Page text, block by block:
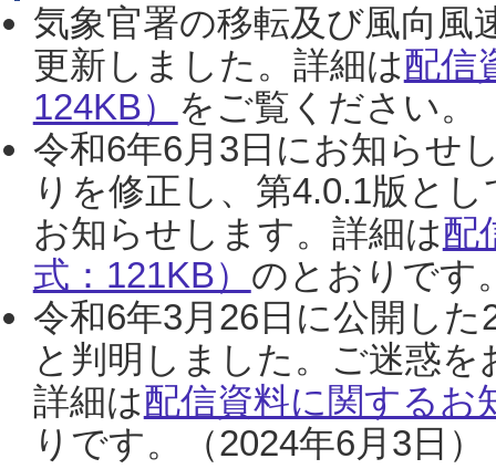
気象官署の移転及び風向風
更新しました。詳細は配信
124KB） をご覧ください。
令和6年6月3日にお知らせ
りを修正し、第4.0.1版と
お知らせします。詳細は配
式：121KB） のとおりです
令和6年3月26日に公開し
と判明しました。ご迷惑
詳細は配信資料に関するお
りです。（2024年6月3日）